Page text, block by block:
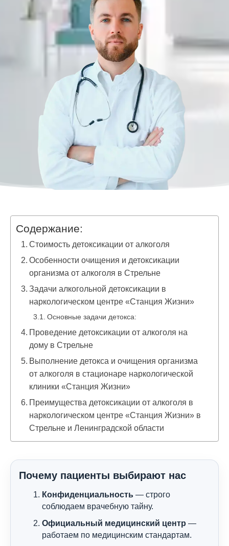
Содержание:
Стоимость детоксикации от алкоголя
Особенности очищения и детоксикации
организма от алкоголя в Стрельне
Задачи алкогольной детоксикации в
наркологическом центре «Станция Жизни»
Основные задачи детокса:
Проведение детоксикации от алкоголя на
дому в Стрельне
Выполнение детокса и очищения организма
от алкоголя в стационаре наркологической
клиники «Станция Жизни»
Преимущества детоксикации от алкоголя в
наркологическом центре «Станция Жизни» в
Стрельне и Ленинградской области
Почему пациенты выбирают нас
Конфиденциальность — строго
соблюдаем врачебную тайну.
Официальный медицинский центр —
работаем по медицинским стандартам.